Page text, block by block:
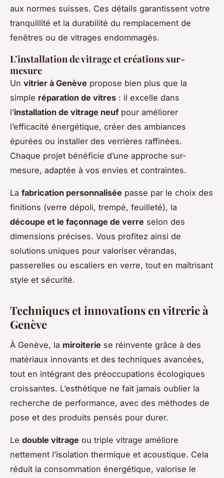
aux normes suisses. Ces détails garantissent votre
tranquillité et la durabilité du remplacement de
fenêtres ou de vitrages endommagés.
L’installation de vitrage et créations sur-
mesure
Un vitrier à Genève propose bien plus que la
simple réparation de vitres : il excelle dans
l’installation de vitrage neufpour améliorer
l’efficacité énergétique, créer des ambiances
épurées ou installer des verrières raffinées.
Chaque projet bénéficie d’une approche sur-
mesure, adaptée à vos envies et contraintes.
La fabrication personnalisée passe par le choix des
finitions (verre dépoli, trempé, feuilleté), la
découpe et le façonnage de verre selon des
dimensions précises. Vous profitez ainsi de
solutions uniques pour valoriser vérandas,
passerelles ou escaliers en verre, tout en maîtrisant
style et sécurité.
Techniques et innovations en vitrerie à
Genève
À Genève, la miroiterie se réinvente grâce à des
matériaux innovants et des techniques avancées,
tout en intégrant des préoccupations écologiques
croissantes. L’esthétique ne fait jamais oublier la
recherche de performance, avec des méthodes de
pose et des produits pensés pour durer.
Le double vitrage ou triple vitrage améliore
nettement l’isolation thermique et acoustique. Cela
réduit la consommation énergétique, valorise le